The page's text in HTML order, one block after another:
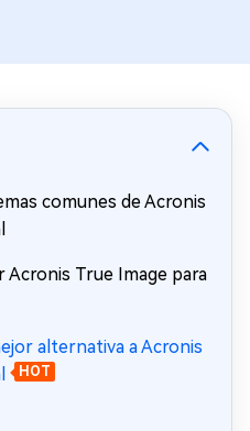
comunes de Acronis
Acronis True Image para
alternativa a Acronis
HOT